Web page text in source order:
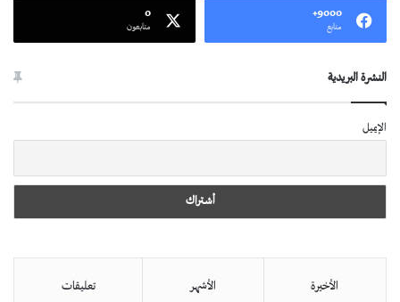
9000+
متابع
0
متابعون
النشرة البريدية
الإيميل
الأخيرة الأشهر تعليقات